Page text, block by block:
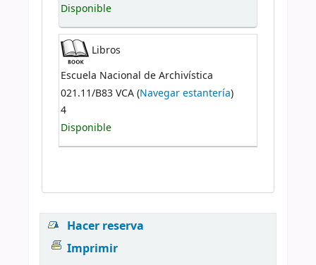
Disponible
Libros
Escuela Nacional de Archivística
021.11/B83 VCA (Navegar estantería)
4
Disponible
Hacer reserva
Imprimir